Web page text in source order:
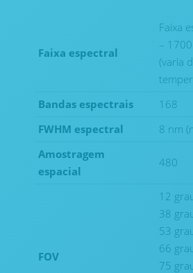
Faixa espectral
Faixa
–
(varia
Bandas espectrais
168
FWHM espectral
8 nm
Amostragem
espacial
480
FOV
12
38
53
66
75